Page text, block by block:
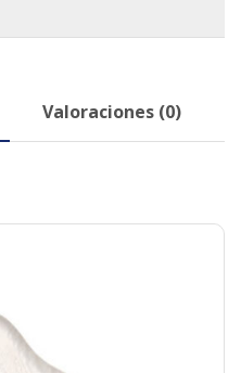
Valoraciones (0)